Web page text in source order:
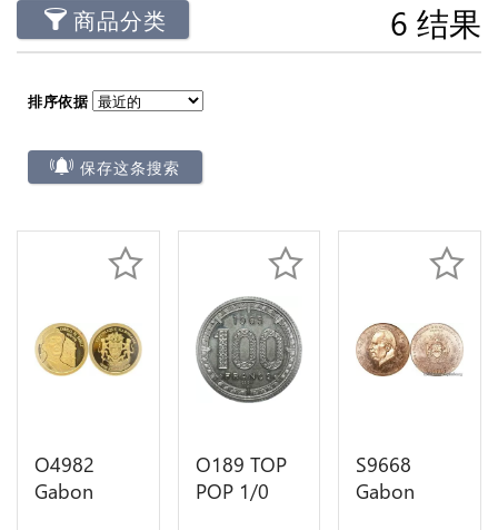
商品分类 6 结果
排序依据
保存这条搜索
O4982
Gabon
O189 TOP
POP 1/0
S9668
Gabon